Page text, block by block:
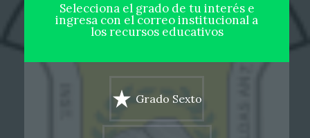
Selecciona el grado de tu interés e
ingresa con el correo institucional a
los recursos educativos
Grado Sexto